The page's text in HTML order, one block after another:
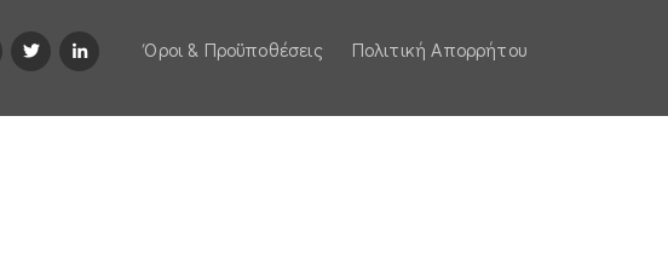
Όροι & Προϋποθέσεις Πολιτική Απορρήτου